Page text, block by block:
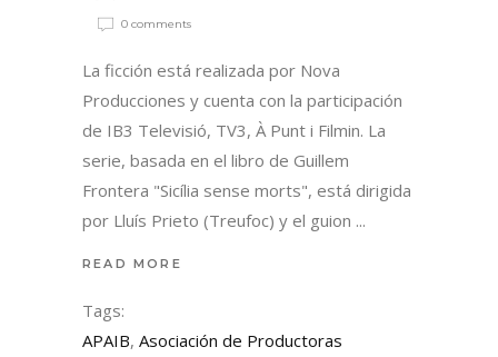
0 comments
La ficción está realizada por Nova
Producciones y cuenta con la participación
de IB3 Televisió, TV3, À Punt i Filmin. La
serie, basada en el libro de Guillem
Frontera "Sicília sense morts", está dirigida
por Lluís Prieto (Treufoc) y el guion
READ MORE
Tags:
APAIB, Asociación de Productoras